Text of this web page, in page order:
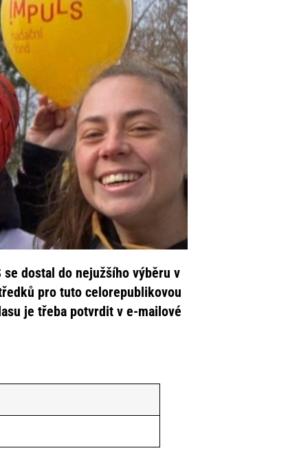
dostal do nejužšího výběru v
pro tuto celorepublikovou
je třeba potvrdit v e-mailové